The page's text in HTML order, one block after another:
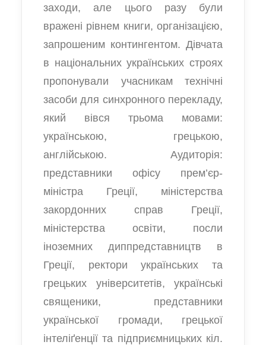
заходи, але цього разу були
вражені рівнем книги, організацією,
запрошеним контингентом. Дівчата
в національних українських строях
пропонували учасникам технічні
засоби для синхронного перекладу,
який вівся трьома мовами:
українською, грецькою,
англійською. Аудиторія:
представники офісу прем’єр-
міністра Греції, міністерства
закордонних справ Греції,
міністерства освіти, посли
іноземних диппредставництв в
Греції, ректори українських та
грецьких університетів, українські
священики, представники
української громади, грецької
інтеліґенції та підприємницьких кіл.